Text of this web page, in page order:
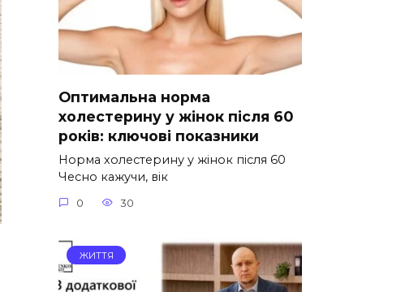
Оптимальна норма
холестерину у жінок після 60
років: ключові показники
Норма холестерину у жінок після 60
Чесно кажучи, вік
0 30
ЖИТТЯ